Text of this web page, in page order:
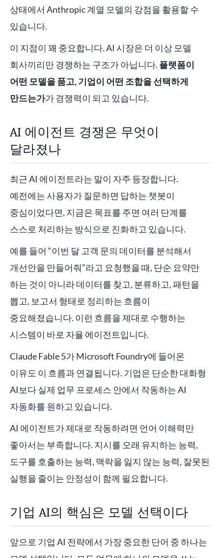
상태에서 Anthropic 계열 모델의 강점을 활용할 수
있습니다.
이 지점이 꽤 중요합니다. AI 시장은 더 이상 모델
회사끼리만 경쟁하는 구조가 아닙니다. 플랫폼이
어떤 모델을 품고, 기업이 어떤 조합을 선택하게
만드는가가 경쟁력이 되고 있습니다.
AI 에이전트 경쟁은 무엇이
달라졌나
최근 AI 에이전트라는 말이 자주 등장합니다.
예전에는 사용자가 질문하면 답하는 챗봇이
중심이었다면, 지금은 목표를 주면 여러 단계를
스스로 처리하는 방식으로 진화하고 있습니다.
예를 들어 “이번 달 고객 문의 데이터를 분석해서
개선안을 만들어줘”라고 요청했을 때, 단순 요약만
하는 것이 아니라 데이터를 찾고, 분류하고, 패턴을
뽑고, 보고서 형태로 정리하는 흐름이
중요해졌습니다. 이런 흐름을 제대로 수행하는
시스템이 바로 자율 에이전트입니다.
Claude Fable 5가 Microsoft Foundry에 들어온
이유도 이 흐름과 연결됩니다. 기업은 단순한 대화형
AI보다 실제 업무 프로세스 안에서 작동하는 AI
자동화를 원하고 있습니다.
AI 에이전트가 제대로 작동하려면 언어 이해력만
좋아서는 부족합니다. 지시를 오래 유지하는 능력,
도구를 호출하는 능력, 맥락을 잃지 않는 능력, 잘못된
실행을 줄이는 안정성이 함께 필요합니다.
기업 AI의 핵심은 모델 선택이다
앞으로 기업 AI 전략에서 가장 중요한 단어 중 하나는